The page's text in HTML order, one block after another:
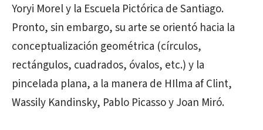
Yoryi Morel y la Escuela Pictórica de Santiago.
Pronto, sin embargo, su arte se orientó hacia la
conceptualización geométrica (círculos,
rectángulos, cuadrados, óvalos, etc.) y la
pincelada plana, a la manera de HIlma af Clint,
Wassily Kandinsky, Pablo Picasso y Joan Miró.